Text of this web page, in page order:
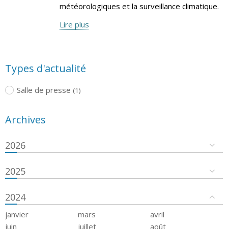
météorologiques et la surveillance climatique.
Lire plus
Types d'actualité
Salle de presse (1)
Archives
2026
2025
2024
janvier mars
avril
juin
juillet
août